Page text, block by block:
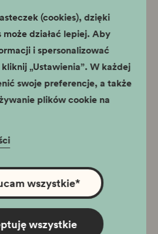
(cookies), dzięki
działać lepiej. Aby
i spersonalizować
„Ustawienia”. W każdej
swoje preferencje, a także
plików cookie na
wszystkie*
wszystkie